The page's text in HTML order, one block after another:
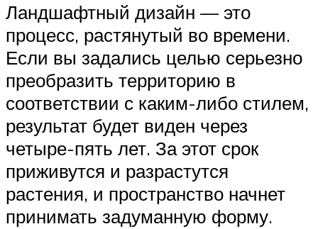
Ландшафтный дизайн — это
процесс, растянутый во времени.
Если вы задались целью серьезно
преобразить территорию в
соответствии с каким-либо стилем,
результат будет виден через
четыре-пять лет. За этот срок
приживутся и разрастутся
растения, и пространство начнет
принимать задуманную форму.